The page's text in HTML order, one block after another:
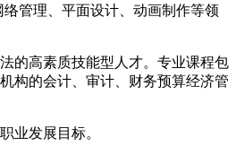
管理、平面设计、动画制作等领
的高素质技能型人才。专业课程包
构的会计、审计、财务预算经济管
业发展目标。